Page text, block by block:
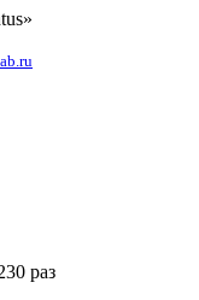
раз